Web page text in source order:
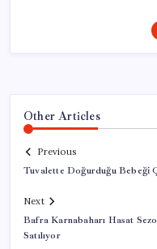
Other Articles
Previous
Tuvalette Doğurduğu Bebeği
Next
Bafra Karnabaharı Hasat
Satılıyor